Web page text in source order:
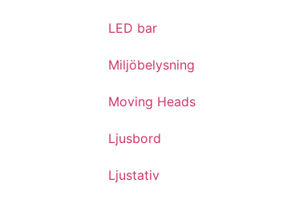
LED bar
Miljöbelysning
Moving Heads
Ljusbord
Ljustativ